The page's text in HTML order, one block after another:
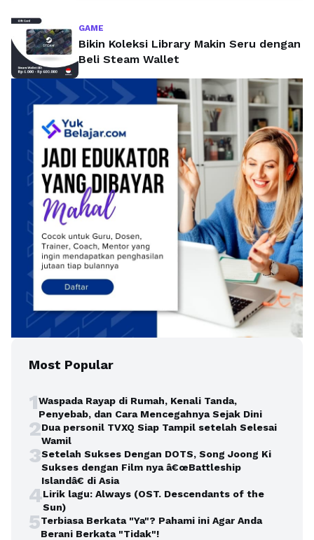
GAME
Bikin Koleksi Library Makin Seru dengan
Beli Steam Wallet
Most Popular
1Waspada Rayap di Rumah, Kenali Tanda,
Penyebab, dan Cara Mencegahnya Sejak Dini
2Dua personil TVXQ Siap Tampil setelah Selesai
Wamil
3Setelah Sukses Dengan DOTS, Song Joong Ki
Sukses dengan Film nya â€œBattleship
Islandâ€ di Asia
4Lirik lagu: Always (OST. Descendants of the
Sun)
5Terbiasa Berkata "Ya"? Pahami ini Agar Anda
Berani Berkata "Tidak"!